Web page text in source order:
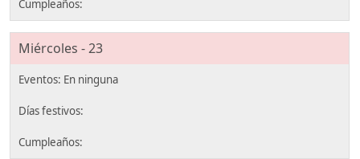
Miércoles - 23